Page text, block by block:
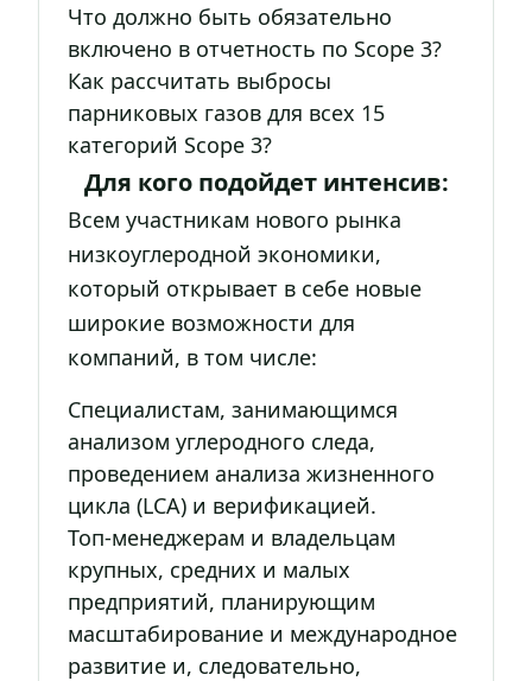
Что должно быть обязательно
включено в отчетность по Scope 3?
Как рассчитать выбросы
парниковых газов для всех 15
категорий Scope 3?
Для кого подойдет интенсив:
Всем участникам нового рынка
низкоуглеродной экономики,
который открывает в себе новые
широкие возможности для
компаний, в том числе:
Специалистам, занимающимся
анализом углеродного следа,
проведением анализа жизненного
цикла (LCA) и верификацией.
Топ-менеджерам и владельцам
крупных, средних и малых
предприятий, планирующим
масштабирование и международное
развитие и, следовательно,